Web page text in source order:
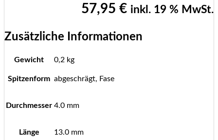
57,95 € inkl. 19 % MwSt.
Zusätzliche Informationen
Gewicht 0,2 kg
Spitzenform abgeschrägt, Fase
Durchmesser 4.0 mm
Länge 13.0 mm